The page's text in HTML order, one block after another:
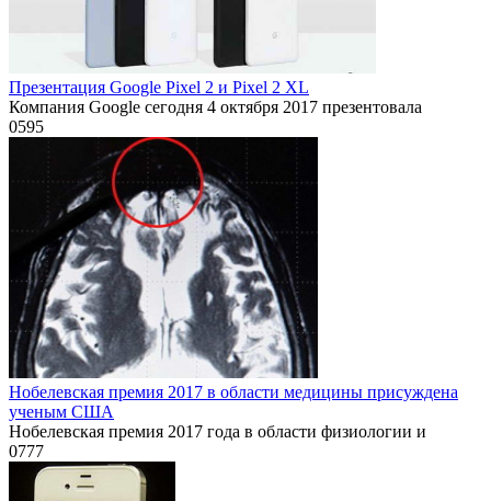
Презентация Google Pixel 2 и Pixel 2 XL
Компания Google сегодня 4 октября 2017 презентовала
0595
Нобелевская премия 2017 в области медицины присуждена
ученым США
Нобелевская премия 2017 года в области физиологии и
0777